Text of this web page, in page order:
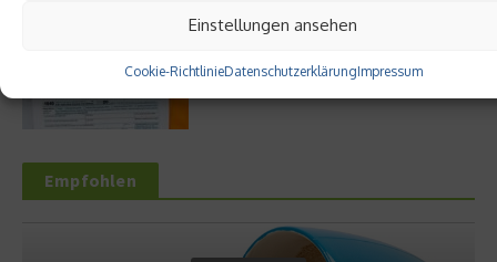
Einstellungen ansehen
Cookie-RichtlinieDatenschutzerklärungImpressum
Welche Unterlagen braucht ein
Empfohlen